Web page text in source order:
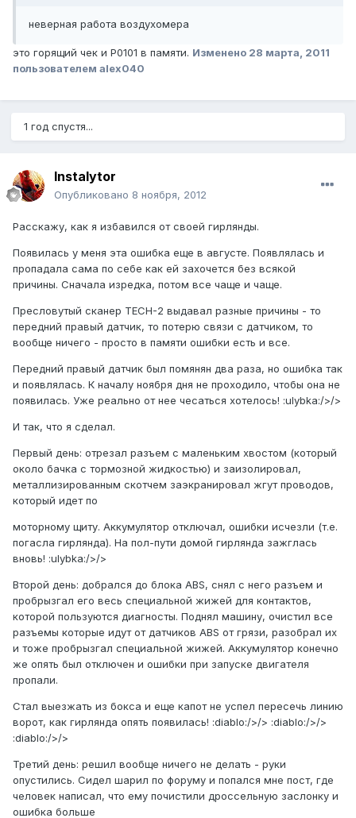
неверная работа воздухомера
это горящий чек и Р0101 в памяти. Изменено 28 марта, 2011
пользователем alex040
1 год спустя...
Instalytor
Опубликовано 8 ноября, 2012
Расскажу, как я избавился от своей гирлянды.
Появилась у меня эта ошибка еще в августе. Появлялась и
пропадала сама по себе как ей захочется без всякой
причины. Сначала изредка, потом все чаще и чаще.
Пресловутый сканер TECH-2 выдавал разные причины - то
передний правый датчик, то потерю связи с датчиком, то
вообще ничего - просто в памяти ошибки есть и все.
Передний правый датчик был помянян два раза, но ошибка так
и появлялась. К началу ноября дня не проходило, чтобы она не
появилась. Уже реально от нее чесаться хотелось! :ulybka:/>/>
И так, что я сделал.
Первый день: отрезал разъем с маленьким хвостом (который
около бачка с тормозной жидкостью) и заизолировал,
металлизированным скотчем заэкранировал жгут проводов,
который идет по
моторному щиту. Аккумулятор отключал, ошибки исчезли (т.е.
погасла гирлянда). На пол-пути домой гирлянда зажглась
вновь! :ulybka:/>/>
Второй день: добрался до блока ABS, снял с него разъем и
пробрызгал его весь специальной жижей для контактов,
которой пользуются диагносты. Поднял машину, очистил все
разъемы которые идут от датчиков ABS от грязи, разобрал их
и тоже пробрызгал специальной жижей. Аккумулятор конечно
же опять был отключен и ошибки при запуске двигателя
пропали.
Стал выезжать из бокса и еще капот не успел пересечь линию
ворот, как гирлянда опять появилась! :diablo:/>/> :diablo:/>/>
:diablo:/>/>
Третий день: решил вообще ничего не делать - руки
опустились. Сидел шарил по форуму и попался мне пост, где
человек написал, что ему почистили дроссельную заслонку и
ошибка больше